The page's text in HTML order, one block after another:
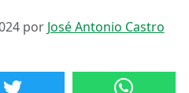
por José Antonio Castro